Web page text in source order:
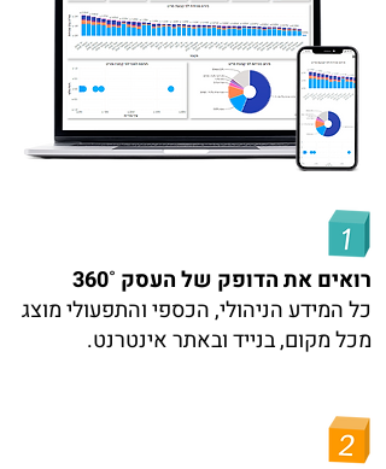
רואים את הדופק של העסק ˚360
כל המידע הניהולי, הכספי והתפעולי מוצג
מכל מקום, בנייד ובאתר אינטרנט.